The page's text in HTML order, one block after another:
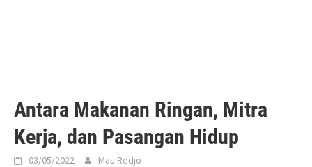
Antara Makanan Ringan, Mitra
Kerja, dan Pasangan Hidup
03/05/2022 Mas Redjo